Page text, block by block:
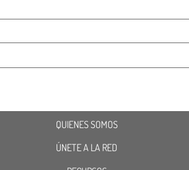
QUIENES SOMOS
ÚNETE A LA RED